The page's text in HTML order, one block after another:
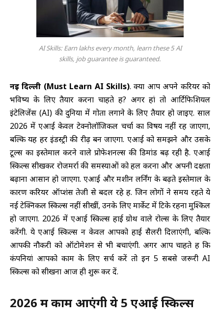
AI Skills: Earn lakhs every month, learn these 5 AI
skills, job guarantee is guaranteed.
नई दिल्ली (Must Learn AI Skills). क्या आप अपने करियर को
भविष्य के लिए तैयार करना चाहते हैं? अगर हां तो आर्टिफिशियल
इंटेलिजेंस (AI) की दुनिया में गोता लगाने के लिए तैयार हो जाइए. साल
2026 में एआई केवल टेक्नोलॉजिकल चर्चा का विषय नहीं रह जाएगा,
बल्कि यह हर इंडस्ट्री की रीढ़ बन जाएगा. एआई को समझने और उसके
टूल्स का इस्तेमाल करने वाले प्रोफेशनल्स की डिमांड बढ़ रही है. एआई
स्किल्स सीखकर रोजमर्रा की समस्याओं को हल करना और अपनी दक्षता
बढ़ाना आसान हो जाएगा. एआई और मशीन लर्निंग के बढ़ते इस्तेमाल के
कारण करियर ऑप्शंस तेजी से बदल रहे हैं. जिन लोगों ने समय रहते ये
नई टेक्निकल स्किल्स नहीं सीखीं, उनके लिए मार्केट में टिके रहना मुश्किल
हो जाएगा. 2026 में एआई स्किल्स हाई ग्रोथ वाले रोल्स के लिए तैयार
करेंगी. ये एआई स्किल्स न केवल आपको हाई सैलरी दिलाएंगी, बल्कि
आपकी नौकरी को ऑटोमेशन से भी बचाएंगी. अगर आप चाहते हैं कि
कंपनियां आपको काम के लिए सर्च करें तो इन 5 सबसे जरूरी AI
स्किल्स को सीखना आज ही शुरू कर दें.
2026 में काम आएंगी ये 5 एआई स्किल्स